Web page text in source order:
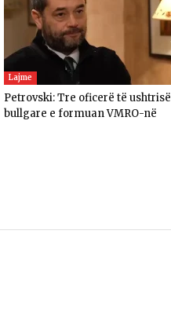
Lajme
Petrovski: Tre oficerë të ushtrisë
bullgare e formuan VMRO-në